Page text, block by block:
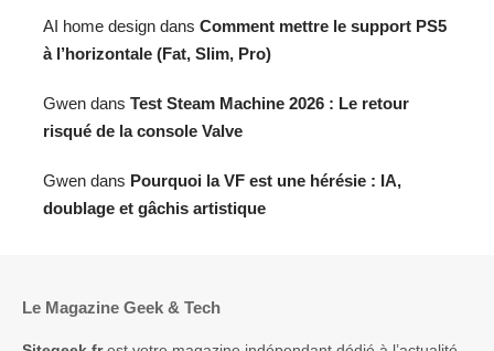
AI home design dans Comment mettre le support PS5
à l’horizontale (Fat, Slim, Pro)
Gwen dans Test Steam Machine 2026 : Le retour
risqué de la console Valve
Gwen dans Pourquoi la VF est une hérésie : IA,
doublage et gâchis artistique
Le Magazine Geek & Tech